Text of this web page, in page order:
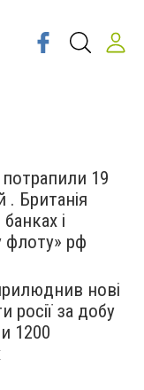
потрапили 19
. Британія
і
флоту» рф
нові
росії за добу
1200